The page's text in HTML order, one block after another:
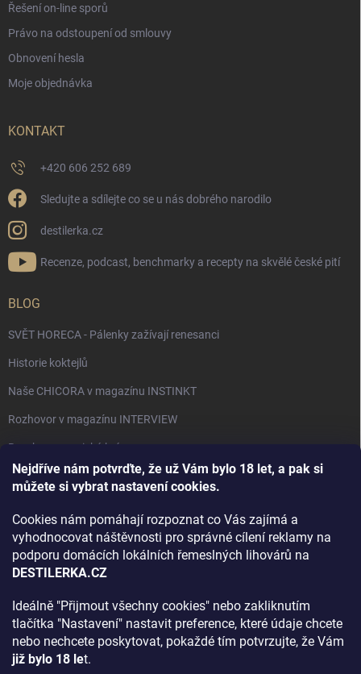
Nejdříve nám potvrďte, že už Vám bylo 18 let, a pak si
můžete si vybrat nastavení cookies.
Cookies nám pomáhají rozpoznat co Vás zajímá a
vyhodnocovat náštěvnosti pro správné cílení reklamy na
podporu domácích lokálních řemeslných lihovárů na
DESTILERKA.CZ
Ideálně "Přijmout všechny cookies" nebo zakliknutím
tlačítka "Nastavení" nastavit preference, které údaje chcete
nebo nechcete poskytovat, pokaždé tím potvrzujte, že Vám
již bylo 18 let.
Řešení on-line sporů
Právo na odstoupení od smlouvy
Obnovení hesla
Moje objednávka
KONTAKT
+420 606 252 689
Sledujte a sdílejte co se u nás dobrého narodilo
destilerka.cz
Recenze, podcast, benchmarky a recepty na skvělé české pití
BLOG
SVĚT HORECA - Pálenky zažívají renesanci
Historie koktejlů
Naše CHICORA v magazínu INSTINKT
Rozhovor v magazínu INTERVIEW
Bourbon, americká krása.
Napsali v TÝDNU o naší práci
Rozhovor s DESTILERKA.CZ v magazínu DRINKING-CAT
Jak vybrat dárek na Vánoce
Archiv